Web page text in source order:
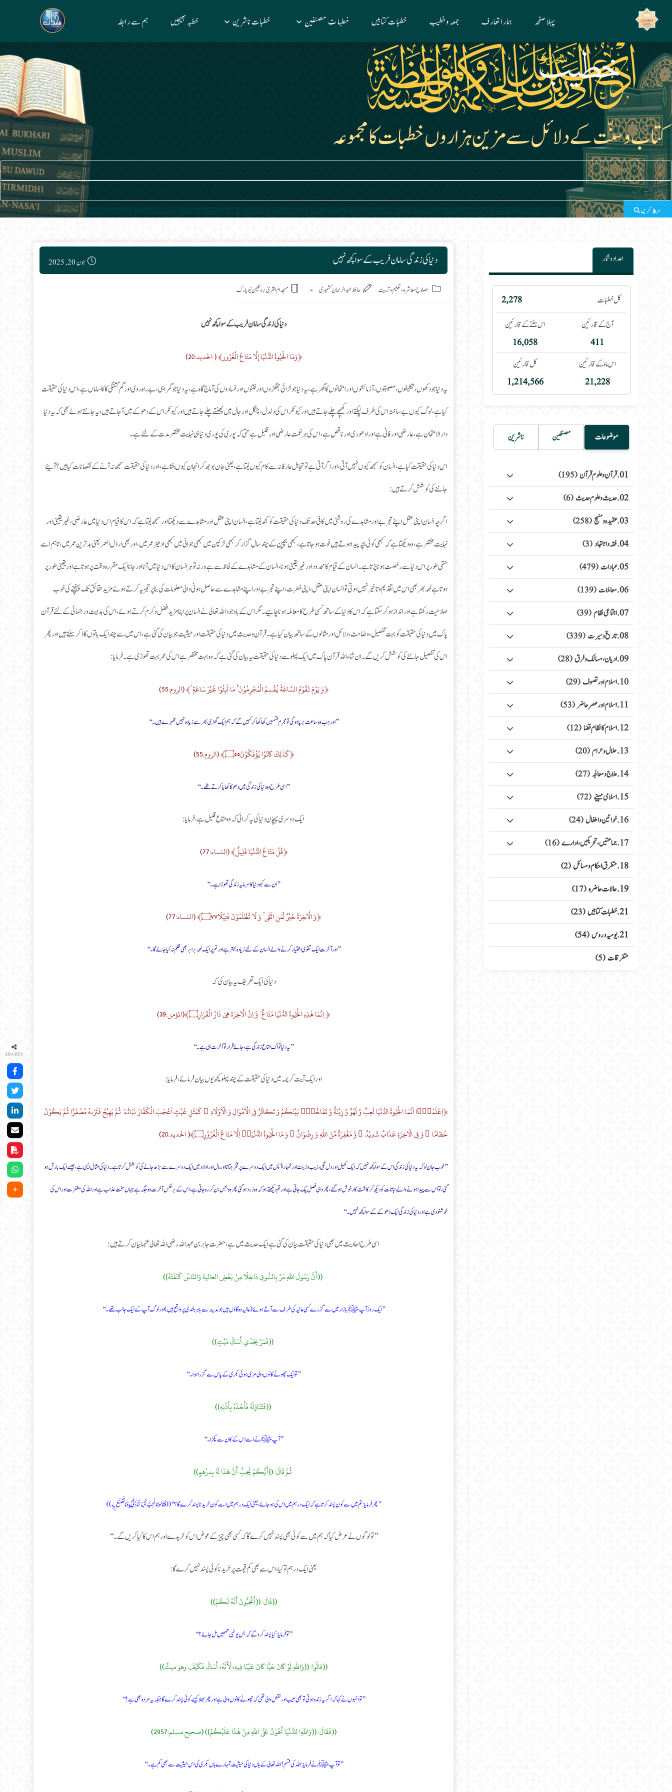
content
پہلا صفحہ ہمارا تعارف جمعہ وخطیب خطبات کتابیں خطبات مصنفین خطبات ناشرین خطبہ بھیجیں ہم سے رابطہ
سرچ کریں
دنیا کی زندگی سامان فریب کے سوا کچھ نہیں Post published:
جون 20, 2025
Post category:
اصلاح معاشرہ-تعلیم وتربیت حافظ عبدالرحمان کشمیری مسجد ام القریٰ بروکلین نیویارک
دنیا کی زندگی سامان فریب کے سوا کچھ نہیں
﴿وَمَا الْحَيُوةُ الدُّنْيَا إِلَّا مَتَاعُ الْغُرُور﴾ ( الحديد:20)
یہ دنیا جو دکھوں، تکلیفوں، مصیبتوں، آزمائشوں اور امتحانوں کا گھر ہے، یہ دنیا جولڑائی جھگڑوں اور فتنوں اور فسادوں کی آماج گاہ ہے، یہ دنیا جو گمراہی، بے راہ روی اور گم گشتگی کا کا ساماں ہے، اس دنیا کی حقیقت
کیا ہے، لوگ کیوں بے ساختہ اس کی طرف لپکتے اور کھچے چلے جاتے ہیں اور کیونکر اس کی دلدل، چنگل اور جال میں پھنتے چلے جاتے ہیں اور کیونکر اس کے دھوکے میں آجاتے ہیں، یہ جانتے ہوئے بھی کہ یہ دنیا
دار الامتحان ہے، عارضی اور فانی ہے اور ادھوری اور ناقص ہے، اس کی ہر نعمت عارضی اور قلیل ہے حتی کہ پوری کی پوری دنیا ہی نہایت مختصر مدت کے لئے ہے۔
اس دنیا کی حقیقت کیا ہے، انسان کو سمجھ کیوں نہیں آتی، اور اگر آتی ہے تو تجاہل عارفانہ سے کام کیوں لیتا ہے، یعنی جان بوجھ کر انجان کیوں بنتا ہے، اور دنیا کی حقیقت سمجھ نہ آنے کے نقصانات کیا ہیں؟ آئیے
جاننے کی کوشش کرتے ہیں:
اگر چہ انسان اپنی عقل اپنے تجربے اور مشاہدے کی روشنی میں کافی حد تک دنیا کی حقیقت کو کجھ لیتا ہے، انسان اپنی عقل اور مشاہدے سے دیکھتا اور سمجھ لیتا ہے کہ اس کا قیام اس دنیا میں عارضی، غیر یقینی اور
نہایت مختصر ہے، وہ دیکھتا ہے کہ کبھی کوئی بچہ پیدا ہوتے ہیں فوت ہو جاتا ہے، کبھی بچپن کے چند سال گزار کر کبھی لڑکپن میں کبھی جوانی میں کبھی ادھیڑ عمر میں، اور بھی ارذل العمر یعنی بدترین عمر میں، تاہم اسے
حتمی طور پر اس دنیا سے رخصت ہونا پڑتا ہے۔ انسان کے قیام کا محدود اور غیر یقینی ہونا، انسان کے مشاہدے کے لحاظ سے ہے ورنہ تو ہر انسان کا اس دنیا میں آنا اور جانا ایک مقررہ وقت پر ہوتا ہے اور یقینی طور پر
ہوتا ہے لمحہ بھر بھی اس میں تقدیم و تاخیر نہیں ہوتی تو انسان اپنی عقل، اپنی فطرت، اپنے تجربے اور اپنے مشاہدے سے حاصل ہونی والی معلومات کی بنا پر تجزیہ کرتے ہوئے مزید حقائق تک پہنچنے کی خوب
صلاحیت رکھتا ہے اور انداز ہو کر سکتا ہے کہ اس کا دنیا کے ساتھ کسی طرح کا معاملہ ہونا چاہیے۔ مگر اس کے باوجود اللہ تعالی نے انسان پر اپنا مزید فضل و کرم کرتے ہوئے ، اس کی ہدایت و رہنمائی کے لئے قرآن
پاک میں دنیا کی حقیقت کو بہت تفصیل ، وضاحت ، دلائل اور مثالوں کے ساتھ بیان کیا ہے۔ قرآن وحدیث میں دنیا کی حقیقت اور حیثیت جو بیان کی گئی ہے، اس میں سے چند ایک باتوں کا ذکر سنتے ہیں اور پھر
اس کی تفصیل جاننے کی کوشش کریں گے۔ ان شاء اللہ قرآن پاک میں ایک پہلو سے دنیا کی حقیقت یہ بیان کی گئی ہے کہ وہ بہت مختصر ہے اس کی عمر بہت تھوڑی ہے۔ فرمایا:
﴿وَ یَوْمَ تَقُوْمُ السَّاعَةُ یُقْسِمُ الْمُجْرِمُوْنَ ۙ۬ مَا لَبِثُوْا غَیْرَ سَاعَةٍ ؕ﴾ (الروم:55)
’’ اور جب وہ ساعت بر پا ہوگی تو مجرم قسمیں کھا کھا کر کہیں گے کہ ہم ایک گھڑی بھر سے زیادہ نہیں ٹھہرے ہیں۔‘‘
﴿كَذٰلِكَ كَانُوْا یُؤْفَكُوْنَ۝۵۵﴾ (الروم:55)
’’اسی طرح وہ دنیا کی زندگی میں دھوکا کھایا کرتے تھے۔‘‘
ایک دوسری پہچان دنیا کی یہ کرائی کہ وہ متاع قلیل ہے، فرمایا:
﴿قُلْ مَتَاعُ الدُّنْيَا قَلِيلٌ﴾ (النساء:77)
’’ ان سے کہو دنیا کا سرمایہ زندگی تھوڑا ہے۔‘‘
﴿وَ الْاٰخِرَةُ خَیْرٌ لِّمَنِ اتَّقٰی ۫ وَ لَا تُظْلَمُوْنَ فَتِیْلًا۝۷۷﴾ (النساء:77)
’’اور آخرت ایک تقوی اختیار کرنے والے انسان کے لئے زیادہ بہتر ہے اور تم پر ایک لمحہ برابر بھی ظلم نہ کیا جائے گا ۔‘‘
دنیا کی ایک تعریف یہ بیان کی کہ
﴿ اِنَّمَا هٰذِهِ الْحَیٰوةُ الدُّنْیَا مَتَاعٌ ؗ وَّ اِنَّ الْاٰخِرَةَ هِیَ دَارُ الْقَرَارِ۝﴾(المؤمن:39)
’’یہ دنیا تو اک متاع زندگی ہے، جائے قرار تو آخرت ہی ہے۔‘‘
اور ایک آیت کریمہ میں دنیا کی حقیقت کے چند پہلو کچھ یوں بیان فرمائے، فرمایا:
﴿اِعْلَمُوْۤا اَنَّمَا الْحَیٰوةُ الدُّنْیَا لَعِبٌ وَّ لَهْوٌ وَّ زِیْنَةٌ وَّ تَفَاخُرٌۢ بَیْنَكُمْ وَ تَكَاثُرٌ فِی الْاَمْوَالِ وَ الْاَوْلَادِ ؕ كَمَثَلِ غَیْثٍ اَعْجَبَ الْكُفَّارَ نَبَاتُهٗ ثُمَّ یَهِیْجُ فَتَرٰىهُ مُصْفَرًّا ثُمَّ یَكُوْنُ
حُطَامًا ؕ وَ فِی الْاٰخِرَةِ عَذَابٌ شَدِیْدٌ ۙ وَّ مَغْفِرَةٌ مِّنَ اللّٰهِ وَ رِضْوَانٌ ؕ وَ مَا الْحَیٰوةُ الدُّنْیَاۤ اِلَّا مَتَاعُ الْغُرُوْرِ۝﴾( الحديد:20)
’’ خوب جان لو کہ یہ دنیا کی زندگی اس کے سوا کچھ نہیں کہ ایک کھیل اور دل لگی ، زیب و زینت اور تمہارا آپس میں ایک دوسرے پر فخر جتاتا اور مال اور اولاد میں ایک دوسرے سے بڑھ جانے کی کوشش کرتا ہے۔ دنیا کی مثال ایسی ہے، جیسے ایک بارش ہو
گئی، تو اُس سے پیدا ہونے والے نباتات کو دیکھ کر کاشت کار خوش ہو گئے، پھر وہی فصل پک جاتی ہے اور تم دیکھتے ہو کہ وہ زرد ہوگئی پھر وہ بجس بن کر رہ جاتی ہے، اس کے برعکس آخرت وہ جگہ ہے جہاں سخت عذاب ہے اور اللہ کی مغفرت اور اس کی
خوشنودی ہے اور دنیا کی زندگی ایک دھوکے کے سوا کچھ نہیں ۔‘‘
اسی طرح احادیث میں بھی دنیا کی حقیقت بیان کی گئی ہے ایک حدیث میں ہے، حضرت جابر بن عبد اللہ رضی اللہ تعالی عنہما بیان کرتے ہیں:
((أَنَّ رَسُولَ اللهِ مَرَّ بِالسُّوقِ دَاخِلًا مِنْ بَعْضِ العالية وَالنَّاسُ كَنَفَتَهُ))
’’ایک روز آپﷺ بازار میں سے گزرے کسی عالیہ کی طرف سے آتے ہوئے (عالیہ وہ گاؤں ہیں جو مدینہ سے باہر بلندی پر واقع ہیں) اور لوگ آپ کے ایک جانب تھے۔‘‘
((فَمَرَّ بِجَدْي أَسَكَّ مَيْتٍ))
’’تو ایک چھوٹے کانوں والی مری ہوئی بکری کے پاس سے گزرا ہوا ۔‘‘
((فَتَنَاوَلَهُ فَأَخَذَهُ بِأَذْنِهِ))
’’آپﷺ نے اسے اس کے کان سے پکڑا۔‘‘
ثُمَّ قَالَ: ((أَيُّكُمْ يُحِبُّ أَنَّ هَذَا لَهُ بِدرْهمٍ))
’’ پھر فرمایا: تم میں سے کون پسند کرتا ہے کہ ایک درہم میں اس کی ہو جائے، یعنی ایک درہم میں اسے کون خرید نا پسند کرے گا ؟‘‘ ((فَقَالُوا مَا نُحِبُّ أَنَّهُ لَنَا بِشَيْءٍ وَمَا تَصْنَعُ بِهِ))
’’تو لوگوں نے عرض کیا کہ ہم میں سے کوئی بھی پسند نہیں کرے گا کہ کسی بھی چیز کے عوض اس کو خریدے اور ہم اس کا کیا کریں گے۔‘‘
یعنی ایک درہم تو کیا، اس سے بھی کم قیمت پر خرید نا کوئی پسند نہیں کرے گا:
((قَالَ: ((أَتْحِبُّونَ أَنَّهُ لَكُمْ))
’’ تو فرمایا: کیا پسند کرو گے کہ بس یونہی تمھیں مل جائے؟‘‘
((قالُوا: ((وَاللهِ لَوْ كَانَ حَيًّا كَانَ عَيْبًا فِيهِ، لَأَنَّهُ، أَسَكُّ فَكَيْفَ وهو ميتٌ))
’’تو انہوں نے کہا کہ اگر یہ زندہ ہوتی تو بھی عیب اور نقص والی تھی کہ چھوٹے کانوں والی ہے اور پھر بھلا کیسے کوئی پسند کرے گا جبکہ یہ مردہ بھی ہے!‘‘
((فَقَالَ: ((وَاللَّهِ! للدُّنْيَا أَهْوَنُ عَلَى اللَّهِ مِنْ هٰذَا عَلَيْكُمْ)) (صحیح مسلم:2957)
’’تو آپ ﷺنے فرمایا: اللہ کی قسم! اللہ تعالی کے ہاں دنیا کی حیثیت تمہارے ہاں بکری کی اس حیثیت سے بھی کم ہے۔‘‘
اعداد و شمار
کل خطبات
2,278
آج کے قارئین
411
اس ہفتے کے قارئین
16,058
اس ماہ کے قارئین
21,228
کل قارئین
1,214,566
موضوعات مصنفین ناشرین
01. قرآن وعلوم قرآن (195)
02. حدیث وعلوم حدیث (6)
03. عقیدہ ومنہج (258)
04. فقہ واجتہاد (3)
05. عبادات (479)
06. معاملات (139)
07. اجتماعی نظام (39)
08. تاریخ وسیرت (339)
09. ادیان، مسالک وفرق (28)
10. اسلام اور تصوف (29)
11. اسلام اور عصر حاضر (53)
12. اسلام کا نظام قضا (12)
13. حلال وحرام (20)
14. علاج ومعالجہ (27)
15. اسلامی مہینے (72)
16. خواتین واطفال (24)
17. جماعتیں، تحریکیں، ادارے (16)
18. متفرق احکام ومسائل (2)
19. حالات حاضرہ (17)
21. خطبات کتابیں (23)
21. یومیہ دروس (54)
متفرقات (5)
SHARES